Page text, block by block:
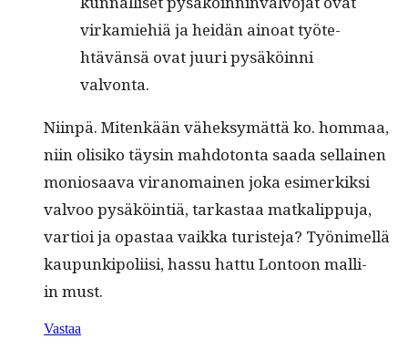
virkamiehiä ja hei­dän ain­oat työte­
htävän­sä ovat juuri pysäköin­ni
valvonta.
Niin­pä. Mitenkään väheksymät­tä ko. hom­maa,
niin olisiko täysin mah­do­ton­ta saa­da sel­l­ainen
moniosaa­va vira­nomainen joka esimerkik­si
valvoo pysäköin­tiä, tarkas­taa matkalip­pu­ja,
var­tioi ja opas­taa vaik­ka tur­is­te­ja? Työn­imel­lä
kaupunkipoli­isi, has­su hat­tu Lon­toon malli­
in must.
Vastaa